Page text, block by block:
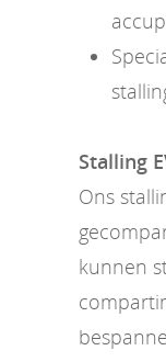
Stalling
Ons
kunnen